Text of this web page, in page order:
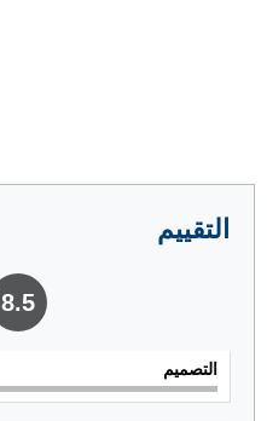
التقييم
8.5
التصميم